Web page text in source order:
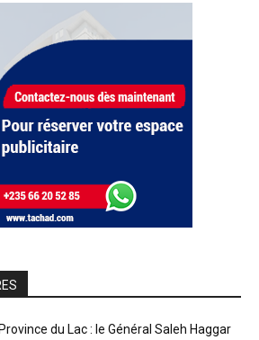
Province du Lac : le Général Saleh Haggar